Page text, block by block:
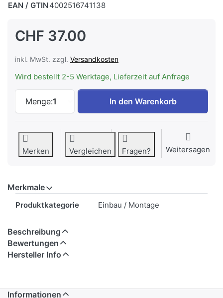
EAN / GTIN 4002516741138
CHF 37.00
inkl. MwSt. zzgl. Versandkosten
Wird bestellt 2-5 Werktage, Lieferzeit auf Anfrage
Menge:1
MIELE K 34543-55 EF | Dekorblatt
In den Warenkorb
Merken Vergleichen Fragen? Weitersagen
Merkmale
Produktkategorie Einbau / Montage
Beschreibung
Bewertungen
Hersteller Info
Informationen